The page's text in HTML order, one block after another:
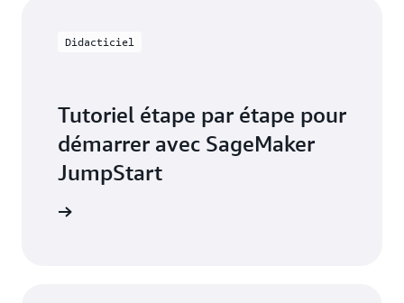
Didacticiel
Tutoriel étape par étape pour
démarrer avec SageMaker
JumpStart